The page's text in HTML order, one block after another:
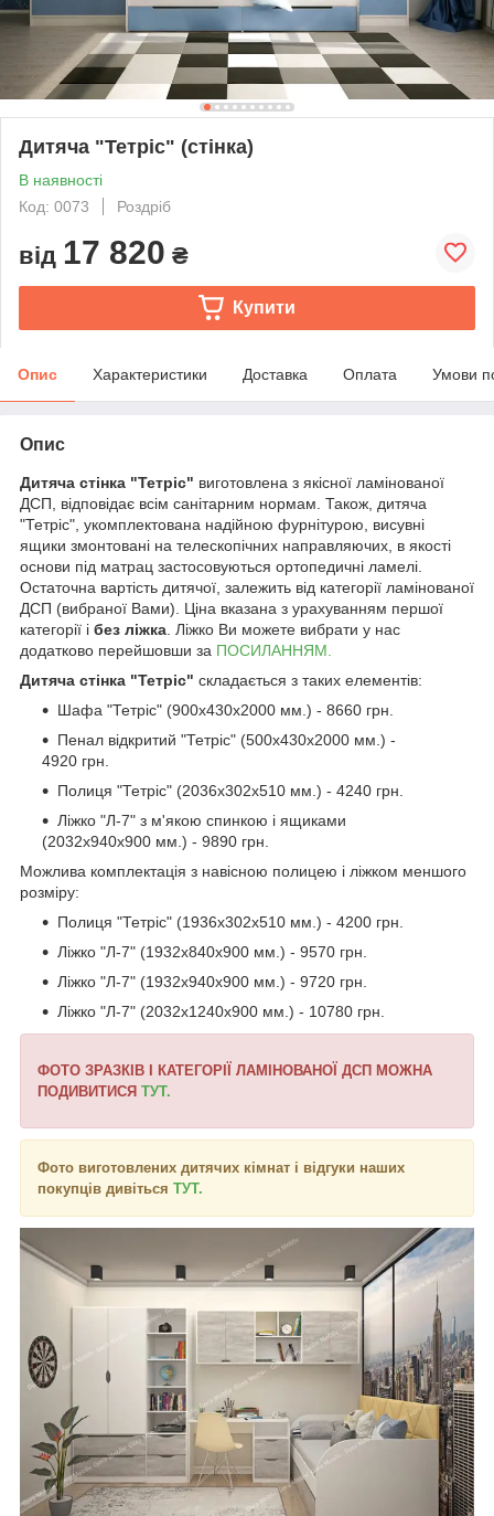
Дитяча "Тетріс" (стінка)
В наявності
Код: 0073
Роздріб
від 17 820 ₴
Купити
Опис Характеристики Доставка Оплата Умови
Опис
Дитяча стінка "Тетріс" виготовлена з якісної ламінованої
ДСП, відповідає всім санітарним нормам. Також, дитяча
"Тетріс", укомплектована надійною фурнітурою, висувні
ящики змонтовані на телескопічних направляючих, в якості
основи під матрац застосовуються ортопедичні ламелі.
Остаточна вартість дитячої, залежить від категорії ламінованої
ДСП (вибраної Вами). Ціна вказана з урахуванням першої
категорії і без ліжка . Ліжко Ви можете вибрати у нас
додатково перейшовши за ПОСИЛАННЯМ.
Дитяча стінка "Тетріс" складається з таких елементів:
Шафа "Тетріс" (900х430х2000 мм.) - 8660 грн.
Пенал відкритий "Тетріс" (500х430х2000 мм.) -
4920 грн.
Полиця "Тетріс" (2036х302х510 мм.) - 4240 грн.
Ліжко "Л-7" з м'якою спинкою і ящиками
(2032х940х900 мм.) - 9890 грн.
Можлива комплектація з навісною полицею і ліжком меншого
розміру:
Полиця "Тетріс" (1936х302х510 мм.) - 4200 грн.
Ліжко "Л-7" (1932х840х900 мм.) - 9570 грн.
Ліжко "Л-7" (1932х940х900 мм.) - 9720 грн.
Ліжко "Л-7" (2032х1240х900 мм.) - 10780 грн.
ФОТО ЗРАЗКІВ І КАТЕГОРІЇ ЛАМІНОВАНОЇ ДСП МОЖНА
ПОДИВИТИСЯ ТУТ.
Фото виготовлених дитячих кімнат і відгуки наших
покупців дивіться ТУТ.